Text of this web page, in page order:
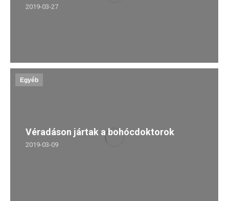
2019-03-27
Egyéb
Véradáson jártak a bohócdoktorok
2019-03-09